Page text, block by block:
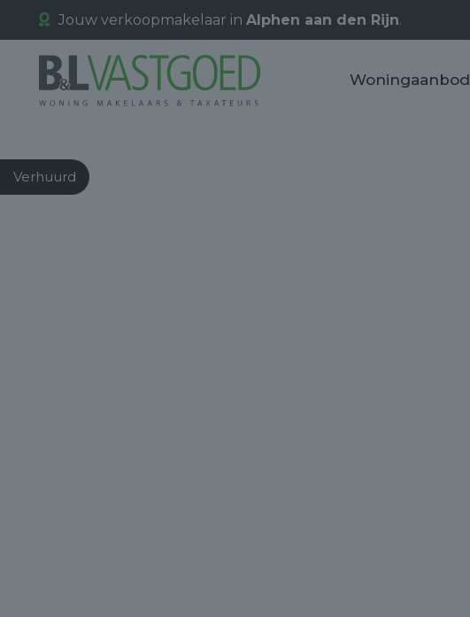
Jouw verkoopmakelaar in Alphen aan den Rijn.
Woningaanbod
Verhuurd